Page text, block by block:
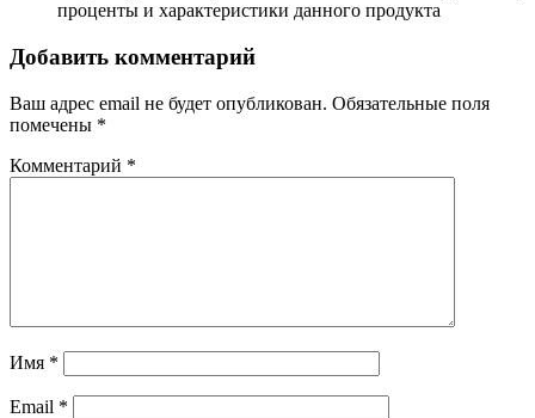
проценты и характеристики данного продукта
Добавить комментарий
Ваш адрес email не будет опубликован. Обязательные поля
помечены *
Комментарий *
Имя *
Email *